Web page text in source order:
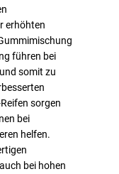
erhöhten
führen bei
somit zu
sorgen
bei
helfen.
bei hohen